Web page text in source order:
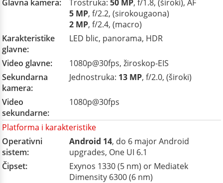
Glavna kamera: Trostruka: 50 MP, f/1.8, (široki), AF
5 MP, f/2.2, (sirokougaona)
2 MP, f/2.4, (macro)
Karakteristike
glavne:
LED blic, panorama, HDR
Video glavne:
1080p@30fps, žiroskop-EIS
Sekundarna
kamera:
Jednostruka: 13 MP, f/2.0, (široki)
Video
sekundarne:
1080p@30fps
Platforma i karakteristike
Operativni
sistem:
Android 14, do 6 major Android
upgrades, One UI 6.1
Čipset:
Exynos 1330 (5 nm) or Mediatek
Dimensity 6300 (6 nm)